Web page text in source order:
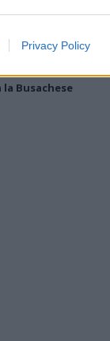
Privacy Policy
Play-Off: il La
Monreale vince di
Busachese